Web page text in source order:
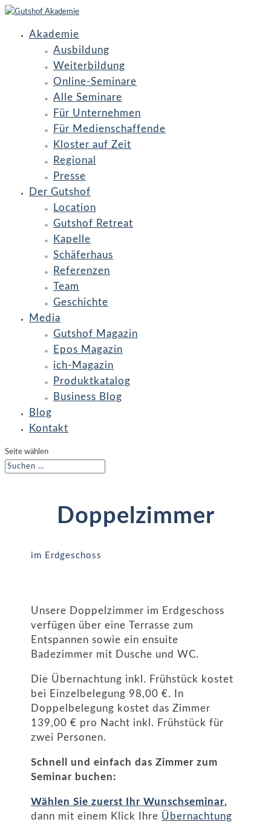
Akademie
Ausbildung
Weiterbildung
Online-Seminare
Alle Seminare
Für Unternehmen
Für Medienschaffende
Kloster auf Zeit
Regional
Presse
Der Gutshof
Location
Gutshof Retreat
Kapelle
Schäferhaus
Referenzen
Team
Geschichte
Media
Gutshof Magazin
Epos Magazin
ich-Magazin
Produktkatalog
Business Blog
Blog
Kontakt
Seite wählen
Doppelzimmer
im Erdgeschoss
Unsere Doppelzimmer im Erdgeschoss
verfügen über eine Terrasse zum
Entspannen sowie ein ensuite
Badezimmer mit Dusche und WC.
Die Übernachtung inkl. Frühstück kostet
bei Einzelbelegung 98,00 €. In
Doppelbelegung kostet das Zimmer
139,00 € pro Nacht inkl. Frühstück für
zwei Personen.
Schnell und einfach das Zimmer zum
Seminar buchen:
Wählen Sie zuerst Ihr Wunschseminar,
dann mit einem Klick Ihre Übernachtung